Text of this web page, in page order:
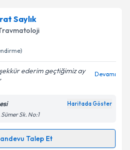
Talebini Gönder
Çelikiçin randevu takvimi talebi
randevu almanız için bir
e-posta ile bilgilendireceğiz.
işlenmesine ilişkin
Aydınlatma
ve kişisel verilerimin belirtilen
kabul ediyorum.
Saylık
ederim geçtiğimiz ay
Devamı
Haritada Göster
Sk. No:1
Talep Et
Talebi